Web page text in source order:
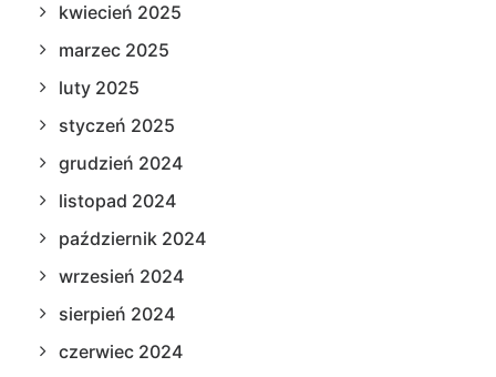
kwiecień 2025
marzec 2025
luty 2025
styczeń 2025
grudzień 2024
listopad 2024
październik 2024
wrzesień 2024
sierpień 2024
czerwiec 2024